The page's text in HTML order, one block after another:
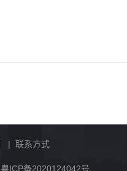
| 联系方式
粤ICP备2020124042号